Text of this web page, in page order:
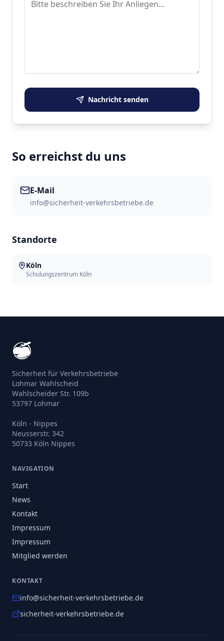
Nachricht senden
So erreichst du uns
E-Mail
info@sicherheit-verkehrsbetriebe.de
Standorte
Köln
Schulungszentrum Köln
Sicherheit für Verkehrsbetriebe
Lohmar Wahlscheid
Wahlscheider Str. 109b
53797 Lohmar
Köln - Nippes
Neusserstr. 342
50733 Köln Nippes
NAVIGATION
Start
News
Kontakt
Impressum
Impressum
Mitglied werden
KONTAKT
info@sicherheit-verkehrsbetriebe.de
sicherheit-verkehrsbetriebe.de